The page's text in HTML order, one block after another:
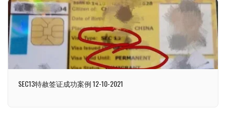
SEC13特赦签证成功案例 12-10-2021